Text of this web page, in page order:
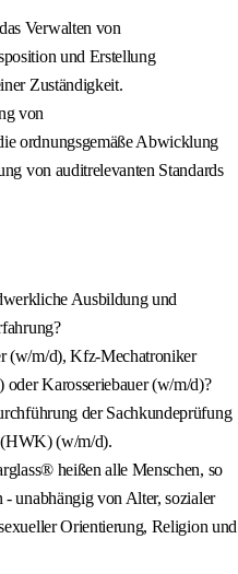
Verwalten von
und Erstellung
Zuständigkeit.
von
ordnungsgemäße Abwicklung
von auditrelevanten Standards
Ausbildung und
(w/m/d), Kfz-Mechatroniker
Karosseriebauer (w/m/d)?
der Sachkundeprüfung
(HWK) (w/m/d).
heißen alle Menschen, so
unabhängig von Alter, sozialer
Orientierung, Religion und